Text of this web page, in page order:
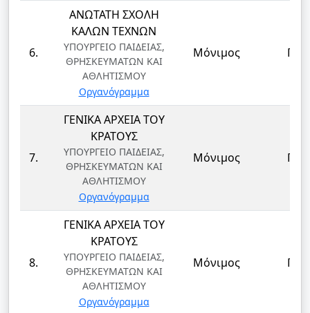
6.
ΑΝΩΤΑΤΗ ΣΧΟΛΗ
ΚΑΛΩΝ ΤΕΧΝΩΝ
ΥΠΟΥΡΓΕΙΟ ΠΑΙΔΕΙΑΣ,
ΘΡΗΣΚΕΥΜΑΤΩΝ ΚΑΙ
ΑΘΛΗΤΙΣΜΟΥ
Οργανόγραμμα
Μόνιμος ΠΕ
7.
ΓΕΝΙΚΑ ΑΡΧΕΙΑ ΤΟΥ
ΚΡΑΤΟΥΣ
ΥΠΟΥΡΓΕΙΟ ΠΑΙΔΕΙΑΣ,
ΘΡΗΣΚΕΥΜΑΤΩΝ ΚΑΙ
ΑΘΛΗΤΙΣΜΟΥ
Οργανόγραμμα
Μόνιμος ΠΕ
8.
ΓΕΝΙΚΑ ΑΡΧΕΙΑ ΤΟΥ
ΚΡΑΤΟΥΣ
ΥΠΟΥΡΓΕΙΟ ΠΑΙΔΕΙΑΣ,
ΘΡΗΣΚΕΥΜΑΤΩΝ ΚΑΙ
ΑΘΛΗΤΙΣΜΟΥ
Οργανόγραμμα
Μόνιμος ΠΕ